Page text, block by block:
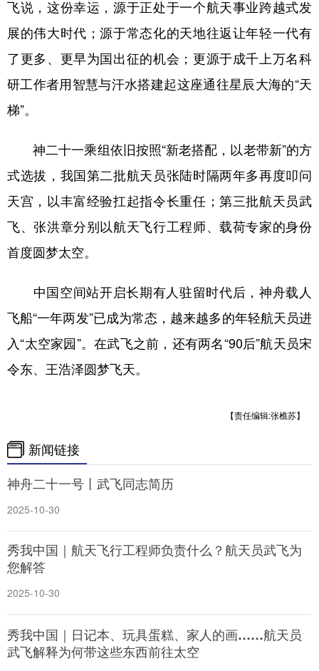
飞说，这份幸运，源于正处于一个航天事业跨越式发
展的伟大时代；源于常态化的天地往返让年轻一代有
了更多、更早为国出征的机会；更源于成千上万名科
研工作者用智慧与汗水搭建起这座通往星辰大海的“天
梯”。
神二十一乘组依旧按照“新老搭配，以老带新”的方
式选拔，我国第二批航天员张陆时隔两年多再度叩问
天宫，以丰富经验扛起指令长重任；第三批航天员武
飞、张洪章分别以航天飞行工程师、载荷专家的身份
首度圆梦太空。
中国空间站开启长期有人驻留时代后，神舟载人
飞船“一年两发”已成为常态，越来越多的年轻航天员进
入“太空家园”。在武飞之前，还有两名“90后”航天员宋
令东、王浩泽圆梦飞天。
【责任编辑:张樵苏】
新闻链接
神舟二十一号丨武飞同志简历
2025-10-30
秀我中国｜航天飞行工程师负责什么？航天员武飞为
您解答
2025-10-30
秀我中国｜日记本、玩具蛋糕、家人的画……航天员
武飞解释为何带这些东西前往太空